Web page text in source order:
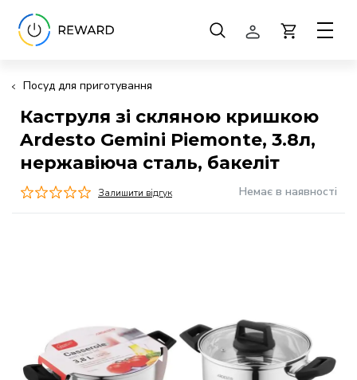
Посуд для приготування
Каструля зі скляною кришкою
Ardesto Gemini Piemonte, 3.8л,
нержавіюча сталь, бакеліт
Залишити відгук Немає в наявності